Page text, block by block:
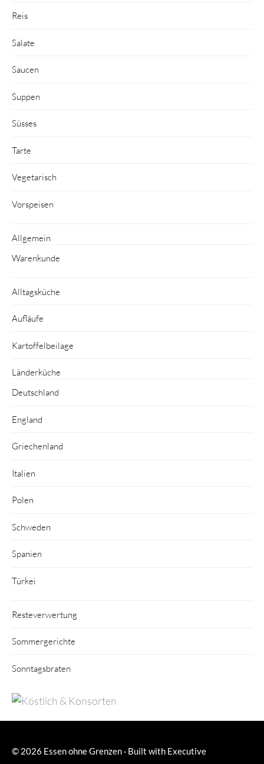
Reis
Salate
Saucen
Suppen
Süsses
Tarte
Vegetarisch
Vorspeisen
Allgemein
Warenkunde
Alltagsküche
Aufläufe
Kartoffelbeilage
Länderküche
Deutschland
England
Griechenland
Italien
Polen
Schweden
Spanien
Türkei
Resteverwertung
Sommergerichte
Sonntagsbraten
© 2026 Essen ohne Grenzen · Built with Executive